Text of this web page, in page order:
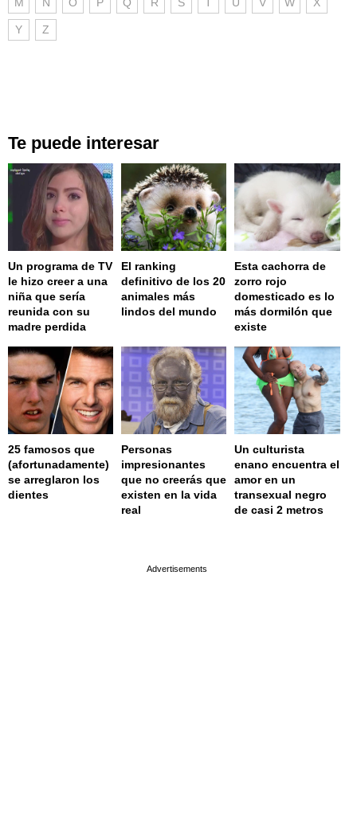
Y Z
Te puede interesar
Un programa de TV
le hizo creer a una
niña que sería
reunida con su
madre perdida
El ranking
definitivo de los 20
animales más
lindos del mundo
Esta cachorra de
zorro rojo
domesticado es lo
más dormilón que
existe
25 famosos que
(afortunadamente)
se arreglaron los
dientes
Personas
impresionantes
que no creerás que
existen en la vida
real
Un culturista
enano encuentra el
amor en un
transexual negro
de casi 2 metros